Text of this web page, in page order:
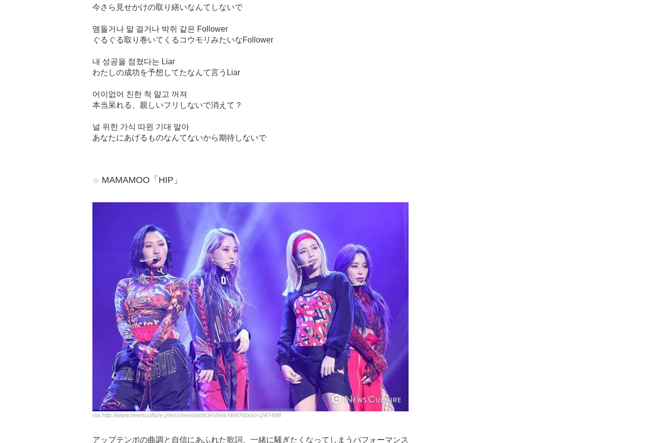
今さら見せかけの取り繕いなんてしないで
맴돌거나 말 걸거나 박쥐 같은 Follower
ぐるぐる取り巻いてくるコウモリみたいなFollower
내 성공을 점쳤다는 Liar
わたしの成功を予想してたなんて言うLiar
어이없어 친한 척 말고 꺼져
本当呆れる、親しいフリしないで消えて？
널 위한 가식 따윈 기대 말아
あなたにあげるものなんてないから期待しないで
MAMAMOO「HIP」
via http://www.newsculture.press/news/articleView.html?idxno=247498
アップテンポの曲調と自信にあふれた歌詞、一緒に騒ぎたくなってしまうパフォーマンス